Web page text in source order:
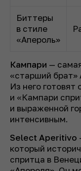
Биттеры
в стиле
«Апероль»
Кампари —
«старший брат»
Из него готовят
и «Кампари
и выраженной
интенсивным.
Select Aperitivo
который
спритца в